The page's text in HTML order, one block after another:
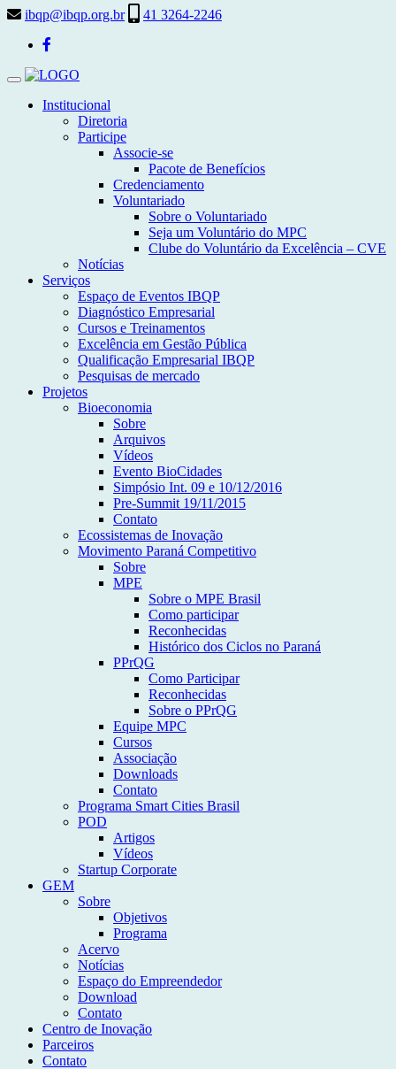
ibqp@ibqp.org.br 41 3264-2246
Toggle
navigationInstitucional
Diretoria
Participe
Associe-se
Pacote de Benefícios
Credenciamento
Voluntariado
Sobre o Voluntariado
Seja um Voluntário do MPC
Clube do Voluntário da Excelência – CVE
Notícias
Serviços
Espaço de Eventos IBQP
Diagnóstico Empresarial
Cursos e Treinamentos
Excelência em Gestão Pública
Qualificação Empresarial IBQP
Pesquisas de mercado
Projetos
Bioeconomia
Sobre
Arquivos
Vídeos
Evento BioCidades
Simpósio Int. 09 e 10/12/2016
Pre-Summit 19/11/2015
Contato
Ecossistemas de Inovação
Movimento Paraná Competitivo
Sobre
MPE
Sobre o MPE Brasil
Como participar
Reconhecidas
Histórico dos Ciclos no Paraná
PPrQG
Como Participar
Reconhecidas
Sobre o PPrQG
Equipe MPC
Cursos
Associação
Downloads
Contato
Programa Smart Cities Brasil
POD
Artigos
Vídeos
Startup Corporate
GEM
Sobre
Objetivos
Programa
Acervo
Notícias
Espaço do Empreendedor
Download
Contato
Centro de Inovação
Parceiros
Contato